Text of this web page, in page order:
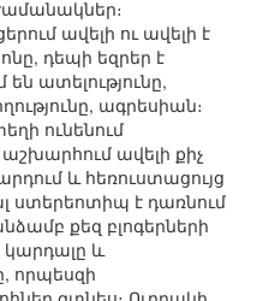
ավելի ու ավելի է
դեպի եզրեր է
ատելությունը,
ագրեսիան։
ունենում
աշխարհում ավելի քիչ
և հեռուստացույց
ստերեոտիպ է դառնում
քեզ բլոգերների
և
որպեսզի